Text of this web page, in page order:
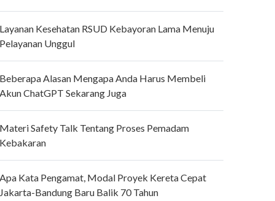
Kesehatan RSUD Kebayoran Lama Menuju
Unggul
Alasan Mengapa Anda Harus Membeli
ChatGPT Sekarang Juga
Safety Talk Tentang Proses Pemadam
Kata Pengamat, Modal Proyek Kereta Cepat
Bandung Baru Balik 70 Tahun